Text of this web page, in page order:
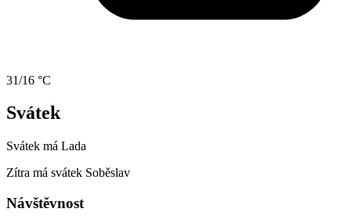
31/16 °C
Svátek
Svátek má Lada
Zítra má svátek Soběslav
Návštěvnost